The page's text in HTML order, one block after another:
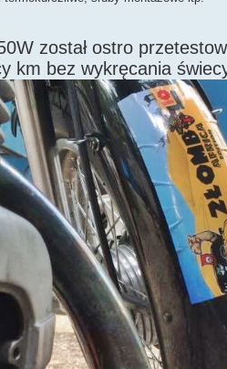
został ostro
km bez wykręcania